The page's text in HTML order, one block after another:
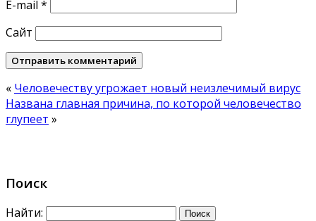
E-mail *
Сайт
« Человечеству угрожает новый неизлечимый вирус
Названа главная причина, по которой человечество
глупеет »
Поиск
Найти: